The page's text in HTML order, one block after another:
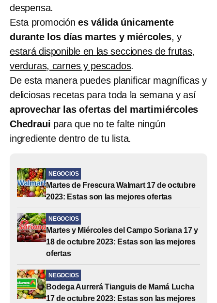
despensa.
Esta promociónes válida únicamente
durante los días martes y miércoles, y
estará disponible en las secciones de frutas,
verduras, carnes y pescados.
De esta manera puedes planificar magníficas y
deliciosas recetas para toda la semana y así
aprovechar las ofertas del martimiércoles
Chedraui para que no te falte ningún
ingrediente dentro de tu lista.
NEGOCIOS
Martes de Frescura Walmart 17 de octubre
2023: Estas son las mejores ofertas
NEGOCIOS
Martes y Miércoles del Campo Soriana 17 y
18 de octubre 2023: Estas son las mejores
ofertas
NEGOCIOS
Bodega Aurrerá Tianguis de Mamá Lucha
17 de octubre 2023: Estas son las mejores